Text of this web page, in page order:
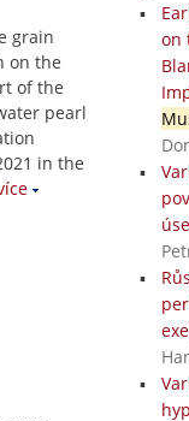
grain
on the
of the
pearl
in the
on